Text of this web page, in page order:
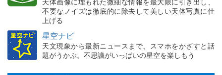
不要なノイズは徹底的に除去して美しい天体写真に仕
上げる
星空ナビ
天文現象から最新ニュースまで、スマホをかざすと話
題がうかぶ。不思議がいっぱいの星空を楽しもう